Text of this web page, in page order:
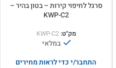
סרגל לחיפוי קירות – בטון בהיר –
KWP-C2
מק"ט:KWP-C2
במלאי
התחבר/י כדי לראות מחירים